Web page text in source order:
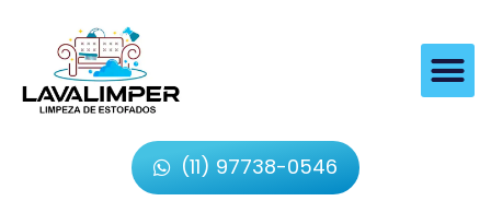
(11) 97738-0546